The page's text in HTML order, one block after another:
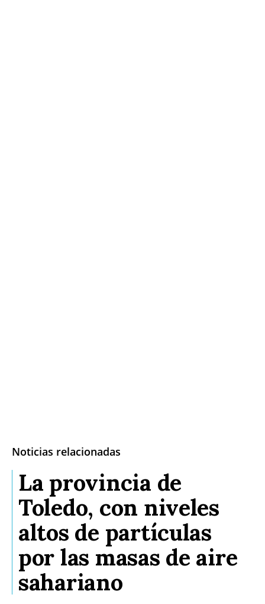
Noticias relacionadas
La provincia de
Toledo, con niveles
altos de partículas
por las masas de aire
sahariano